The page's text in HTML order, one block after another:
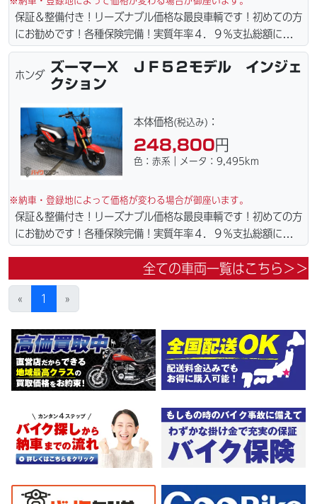
保証＆整備付き！リーズナブル価格な最良車輌です！初めての方
にお勧めです！各種保険完備！実質年率４．９％支払総額に自賠
責保険１年含まれてます。全国どこでも１万円〜4.5万円にて配
達致します！！（離島の場合は港止めになります）ｗｅｂロー
ン・カード各種取り扱ってます。タイヤ・ブレーキパッド・ベル
ズナブルな価格にて消耗品交換プラン１万〜ご用意しておりま
す。詳しくはお問合わせ下さい。ご契約後の取り置き＆保管無料
サービス行ってます。当社ホームページにて詳細画像見れます。
ホンダ
ズーマーX ＪＦ５２モデル インジェ
クション
本体価格(税込み) ：
248,800円
色：赤系｜メータ：9,495km
※納車・登録地によって価格が変わる場合が御座います。
保証＆整備付き！リーズナブル価格な最良車輌です！初めての方
にお勧めです！各種保険完備！実質年率４．９％支払総額に自賠
達致します！！（離島の場合は港止めになります）ｗｅｂロー
ン・カード各種取り扱ってます。タイヤ・ブレーキパッド・ベル
ト・ウエイトローラー・バッテリー・プラグ・フィルター・リー
す。詳しくはお問合わせ下さい。ご契約後の取り置き＆保管無料
サービス行ってます。当社ホームページにて詳細画像見れます。
全ての車両一覧はこちら＞＞
« 1 »